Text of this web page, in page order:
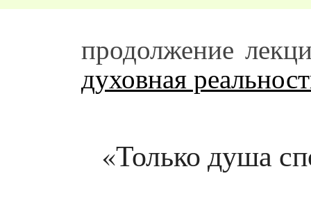
продолжение
духовная
«Только душа